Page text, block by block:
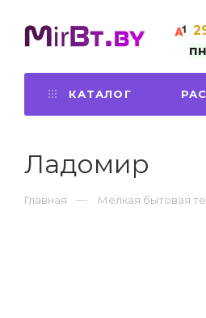
КАТАЛОГ
Ладомир
Главная Мелкая бытовая